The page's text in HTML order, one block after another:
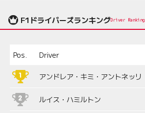
F1ドライバーズランキングDriver Ranking
Pos. Driver
アンドレア・キミ・アントネッリ
ルイス・ハミルトン